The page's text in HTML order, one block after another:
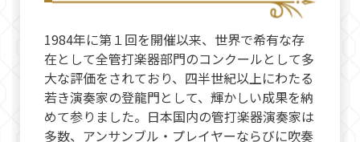
1984年に第１回を開催以来、世界で希有な存
在として全管打楽器部門のコンクールとして多
大な評価をされており、四半世紀以上にわたる
若き演奏家の登龍門として、輝かしい成果を納
めて参りました。日本国内の管打楽器演奏家は
多数、アンサンブル・プレイヤーならびに吹奏